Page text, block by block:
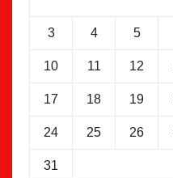
3 4 5
10 11 12
17 18 19
24 25 26
31